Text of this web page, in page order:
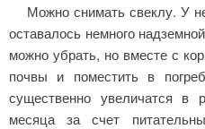
Можно снимать свеклу. У
оставалось немного
можно убрать, но вместе с
почвы и поместить в
существенно увеличатся в
месяца за счет